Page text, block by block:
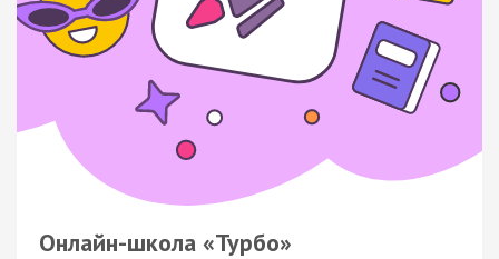
Онлайн-школа «Турбо»